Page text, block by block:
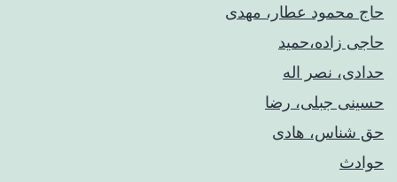
حاج محمود عطار، مهدی
حاجی زاده،حمید
حدادی، نصر اله
حسینی جبلی، رضا
حق شناس، هادی
حوادث